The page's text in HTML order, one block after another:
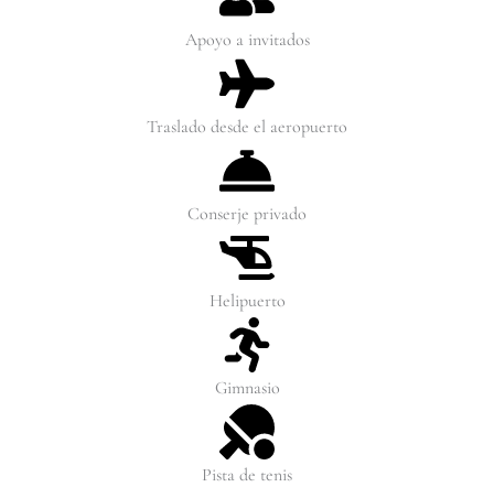
Apoyo a invitados
Traslado desde el aeropuerto
Conserje privado
Helipuerto
Gimnasio
Pista de tenis